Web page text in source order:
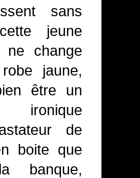
sans
jeune
ne change
jaune,
être un
ironique
de
boite que
banque,